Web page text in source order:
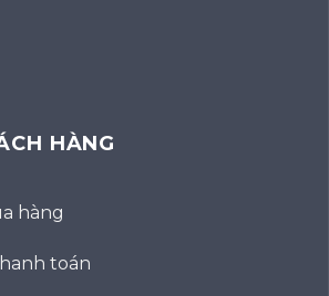
HÀNG
hàng
toán